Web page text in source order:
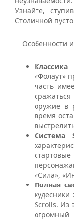
Узнайте,
Столичной
Особенности
«Фолаут»
часть
оружие в
время
Система
«Сила»,
Полная
Scrolls. Из
огромный